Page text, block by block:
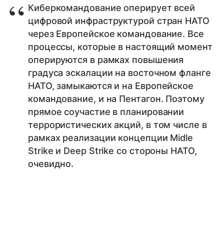
Киберкомандование оперирует всей
цифровой инфраструктурой стран НАТО
через Европейское командование. Все
процессы, которые в настоящий момент
оперируются в рамках повышения
градуса эскалации на восточном фланге
НАТО, замыкаются и на Европейское
командование, и на Пентагон. Поэтому
прямое соучастие в планировании
террористических акций, в том числе в
рамках реализации концепции Midle
Strike и Deep Strike со стороны НАТО,
очевидно.